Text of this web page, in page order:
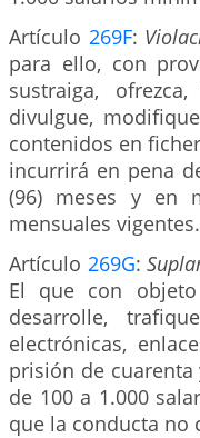
Artículo 269F:
para ello, con
sustraiga,
divulgue,
contenidos en
incurrirá en pena
(96) meses y en
mensuales vigentes.
Artículo 269G:
El que con
desarrolle,
electrónicas,
prisión de cuarenta
de 100 a 1.000
que la conducta no